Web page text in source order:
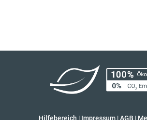
Hilfebereich | Impressum |AGB |